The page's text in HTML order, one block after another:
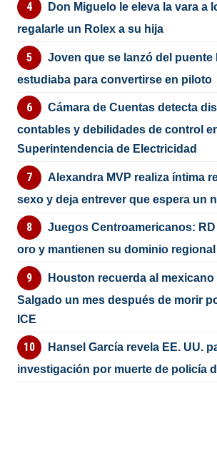
Don Miguelo le eleva la vara a
regalarle un Rolex a su hija
Joven que se lanzó del puente
estudiaba para convertirse en piloto
Cámara de Cuentas detecta
contables y debilidades de control
Superintendencia de Electricidad
Alexandra MVP realiza íntima
sexo y deja entrever que espera un
Juegos Centroamericanos:
oro y mantienen su dominio regional
Houston recuerda al
Salgado un mes después de morir
ICE
Hansel García revela EE. UU.
investigación por muerte de policía